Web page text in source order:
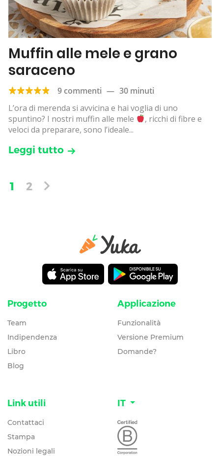
Muffin alle mele e grano
saraceno
9 commenti — 30 minuti
L’ora di merenda si avvicina e hai voglia di uno
spuntino? I nostri muffin alle mele
, ricchi di fibre e
veloci da preparare, sono l’ideale...
Leggi tutto
1 2
Progetto
Team
Indipendenza
Libro
Blog
Applicazione
Funzionalità
Versione Premium
Domande?
Link utili
Contattaci
Stampa
Nozioni legali
IT